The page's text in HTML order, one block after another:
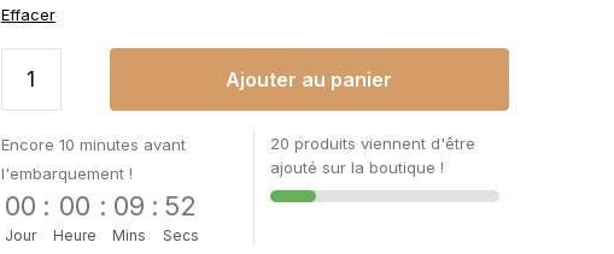
Effacer
Ajouter au panier
Encore 10 minutes avant
l'embarquement !
00
Jour
: 00
Heure
: 09
Mins
: 52
Secs
20 produits viennent d'être
ajouté sur la boutique !